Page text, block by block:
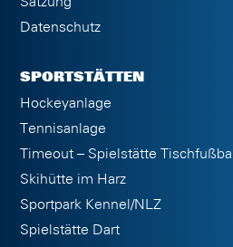
Datenschutz
SPORTSTÄTTEN
Hockeyanlage
Tennisanlage
Timeout – Spielstätte Tischfußball
Skihütte im Harz
Sportpark Kennel/NLZ
Spielstätte Dart